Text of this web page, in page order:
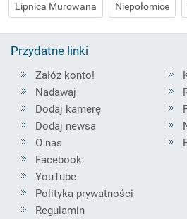
Lipnica Murowana Niepołomice
Przydatne linki
Załóż konto!
Nadawaj
Dodaj kamerę
Dodaj newsa
O nas
Facebook
YouTube
Polityka prywatności
Regulamin